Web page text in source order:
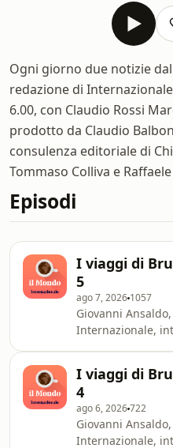
Ogni giorno due notizie
redazione di
6.00, con Claudio Rossi
prodotto da Claudio
consulenza editoriale di
Tommaso Colliva e
Episodi
I viaggi di
5
ago 7, 2026 1057
Giovanni
Internazionale,
questo podcast e
Internazionale. È
per sostenerci e
I viaggi di
4
ago 6, 2026722
Giovanni
Internazionale,